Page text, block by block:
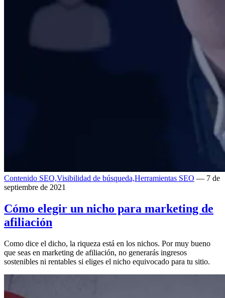
Contenido SEO,Visibilidad de búsqueda,Herramientas SEO — 7 de
septiembre de 2021
Cómo elegir un nicho para marketing de
afiliación
Como dice el dicho, la riqueza está en los nichos. Por muy bueno
que seas en marketing de afiliación, no generarás ingresos
sostenibles ni rentables si eliges el nicho equivocado para tu sitio.